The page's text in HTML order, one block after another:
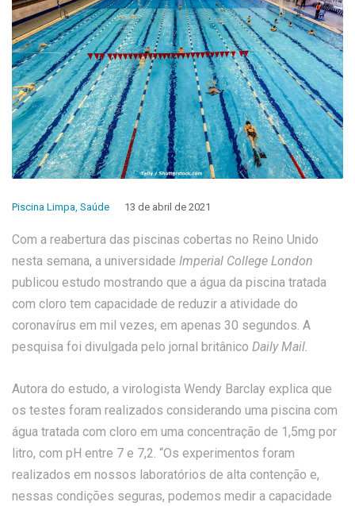
Piscina Limpa Saúde 13 de abril de 2021
Com a reabertura das piscinas cobertas no Reino Unido
nesta semana, a universidade Imperial College London
publicou estudo mostrando que a água da piscina tratada
com cloro tem capacidade de reduzir a atividade do
coronavírus em mil vezes, em apenas 30 segundos. A
pesquisa foi divulgada pelo jornal britânico Daily Mail.
Autora do estudo, a virologista Wendy Barclay explica que
os testes foram realizados considerando uma piscina com
água tratada com cloro em uma concentração de 1,5mg por
litro, com pH entre 7 e 7,2. “Os experimentos foram
realizados em nossos laboratórios de alta contenção e,
nessas condições seguras, podemos medir a capacidade